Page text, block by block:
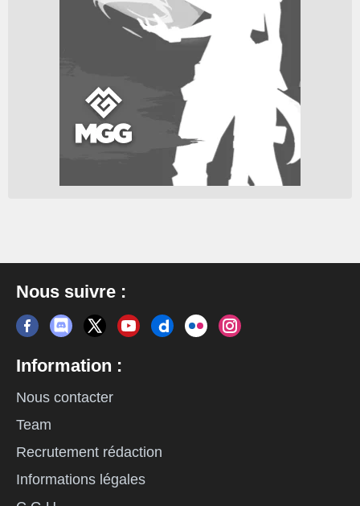
Nous suivre :
Information :
Nous contacter
Team
Recrutement rédaction
Informations légales